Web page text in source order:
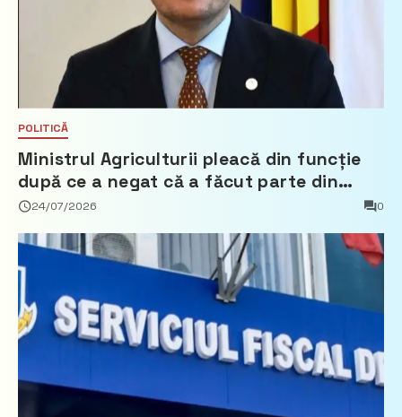
POLITICĂ
Ministrul Agriculturii pleacă din funcție
după ce a negat că a făcut parte din
Partidul Democrat
24/07/2026 0